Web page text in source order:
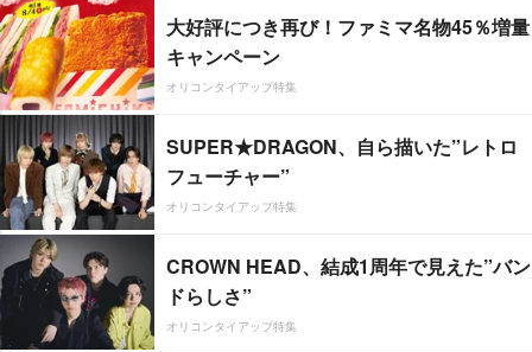
大好評につき再び！ファミマ名物45％増量
キャンペーン
オリコンタイアップ特集
SUPER★DRAGON、自ら描いた”レトロ
フューチャー”
オリコンタイアップ特集
CROWN HEAD、結成1周年で見えた”バン
ドらしさ”
オリコンタイアップ特集